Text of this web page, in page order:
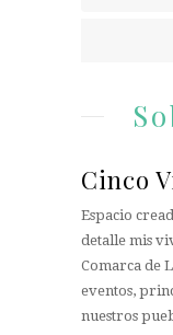
Cinco
Espacio
detalle mis
Comarca de
eventos,
nuestros